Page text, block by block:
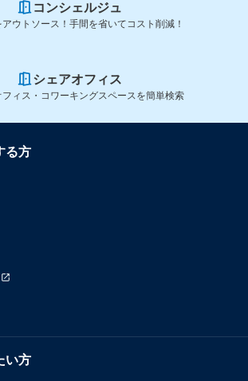
コンシェルジュ
ウトソース！手間を省いてコスト削減！
シェアオフィス
ィス・コワーキングスペースを簡単検索
る方
い方